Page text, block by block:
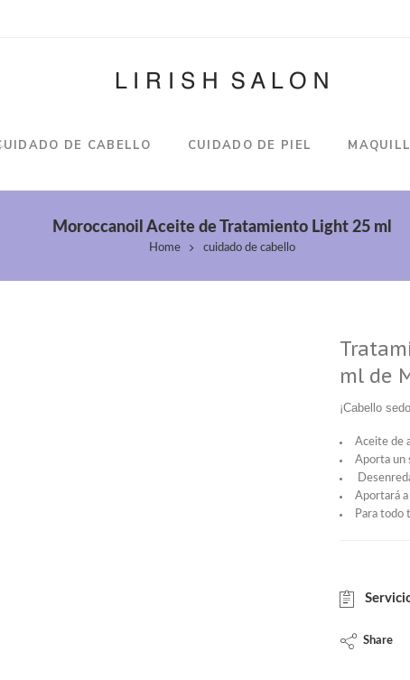
DE CABELLO CUIDADO DE PIEL
Moroccanoil Aceite de Tratamiento Light 25 ml
Home cuidado de cabello
ml de
¡Cabello
Aceite de
Aporta un
Aportará a
Para todo
Share